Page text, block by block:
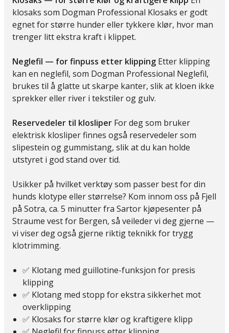
klosaks som Dogman Professional Klosaks er godt
egnet for større hunder eller tykkere klør, hvor man
trenger litt ekstra kraft i klippet.
Neglefil — for finpuss etter klipping Etter klipping
kan en neglefil, som Dogman Professional Neglefil,
brukes til å glatte ut skarpe kanter, slik at kloen ikke
sprekker eller river i tekstiler og gulv.
Reservedeler til klosliper For deg som bruker
elektrisk klosliper finnes også reservedeler som
slipestein og gummistang, slik at du kan holde
utstyret i god stand over tid.
Usikker på hvilket verktøy som passer best for din
hunds klotype eller størrelse? Kom innom oss på Fjell
på Sotra, ca. 5 minutter fra Sartor kjøpesenter på
Straume vest for Bergen, så veileder vi deg gjerne —
vi viser deg også gjerne riktig teknikk for trygg
klotrimming.
✅ Klotang med guillotine-funksjon for presis
klipping
✅ Klotang med stopp for ekstra sikkerhet mot
overklipping
✅ Klosaks for større klør og kraftigere klipp